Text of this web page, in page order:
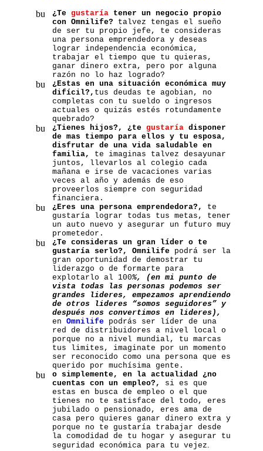
¿Te gustaría tener un negocio propio
con Omnilife? talvez tengas el sueño
de ser tu propio jefe, te consideras
una persona emprendedora y deseas
lograr independencia económica,
trabajar el tiempo que tu quieras,
ganar dinero extra, pero por alguna
razón no lo haz logrado?
¿Estas en una situación económica muy
difícil?, tus deudas te agobian, no
completas con tu sueldo o ingresos
actuales o quizás estés rotundamente
quebrado?
¿Tienes hijos?, ¿te gustaría disponer
de mas tiempo para ellos y tu esposa,
disfrutar de una vida saludable en
familia, te imaginas talvez desayunar
juntos, llevarlos al colegio cada
mañana e irse de vacaciones varias
veces al año y además de eso
proveerlos siempre con seguridad
financiera.
¿Eres una persona emprendedora?, te
gustaría lograr todas tus metas, tener
un auto nuevo y asegurar un futuro muy
prometedor.
¿Te consideras un gran líder o te
gustaría serlo?, Omnilife podrá ser la
gran oportunidad de demostrar tu
liderazgo o de formarte para
explotarlo al 100%, (en mi punto de
vista todas las personas podemos ser
grandes lideres, empezamos aprendiendo
de otros lideres “somos seguidores” y
después nos convertimos en lideres),
en Omnilife podrás ser líder de una
red de distribuidores a nivel local o
porque no a nivel mundial, tu marcas
tus limites, imaginate por un momento
ser reconocido como una persona que es
querido por muchísima gente.
o simplemente, en la actualidad ¿no
cuentas con un empleo?, si es que
estas en busca de empleo o el que
tienes no te satisface del todo, eres
jubilado o pensionado, eres ama de
casa pero quieres ganar dinero extra y
porque no te gustaría trabajar desde
la comodidad de tu hogar y asegurar tu
seguridad económica para tu vejez.